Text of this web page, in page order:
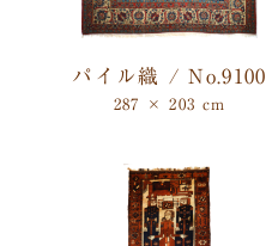
パイル織 / No.9100
287 × 203 cm